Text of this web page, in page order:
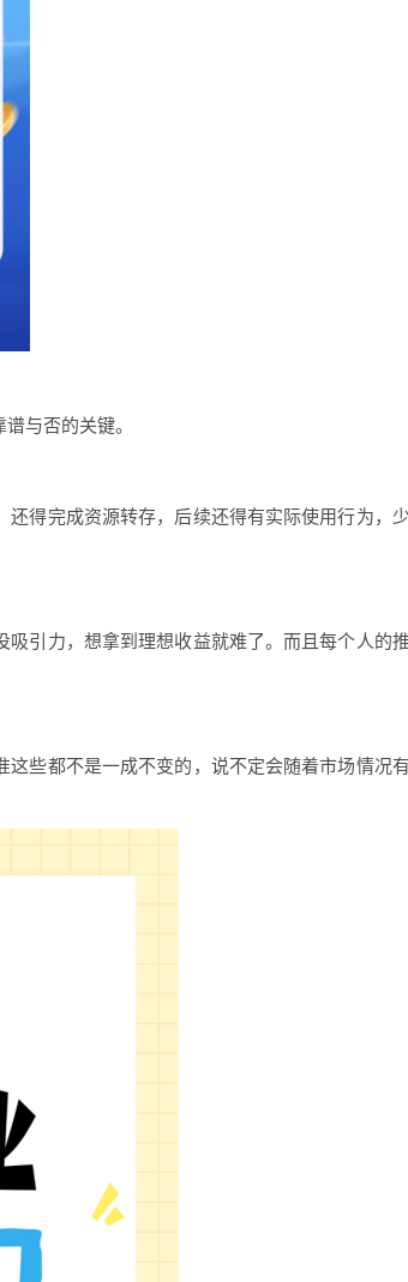
与否的关键。
得完成资源转存，后续还得有实际使用行为，
引力，想拿到理想收益就难了。而且每个人的
些都不是一成不变的，说不定会随着市场情况